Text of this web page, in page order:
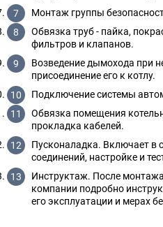
Монтаж группы
Обвязка труб - пайка,
фильтров и клапанов.
Возведение дымохода при
присоединение его к котлу.
Подключение системы
Обвязка помещения
прокладка кабелей.
Пусконаладка. Включает в
соединений, настройке и
Инструктаж. После
компании подробно
его эксплуатации и мерах